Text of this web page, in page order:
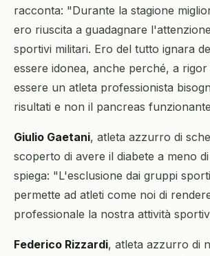
racconta: "Durante la stagione
ero riuscita a guadagnare
sportivi militari. Ero del tutto ignara
essere idonea, anche perché, a
essere un atleta professionista
risultati e non il pancreas
Giulio Gaetani, atleta azzurro di
scoperto di avere il diabete a meno
spiega: "L'esclusione dai gruppi
permette ad atleti come noi di
professionale la nostra attività
Federico Rizzardi, atleta azzurro di